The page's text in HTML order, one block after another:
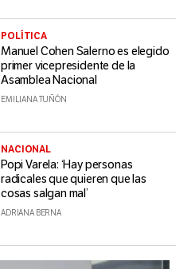
POLÍTICA
Manuel Cohen Salerno es elegido
primer vicepresidente de la
Asamblea Nacional
EMILIANA TUÑÓN
NACIONAL
Popi Varela: ‘Hay personas
radicales que quieren que las
cosas salgan mal’
ADRIANA BERNA